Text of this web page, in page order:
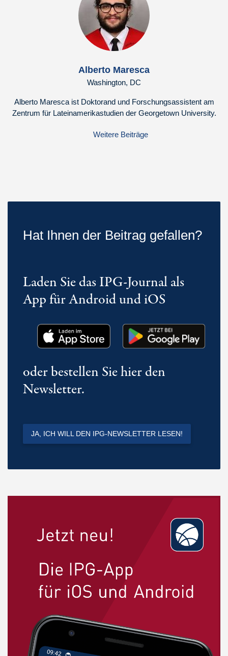
Alberto Maresca
Washington, DC
Alberto Maresca ist Doktorand und Forschungsassistent am
Zentrum für Lateinamerikastudien der Georgetown University.
Weitere Beiträge
Hat Ihnen der Beitrag gefallen?
Laden Sie das IPG-Journal als
App für Android und iOS
oder bestellen Sie hier den
Newsletter.
JA, ICH WILL DEN IPG-NEWSLETTER LESEN!